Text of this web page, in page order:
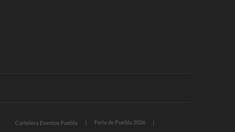
Cartelera Eventos Puebla
Feria de Puebla 2026